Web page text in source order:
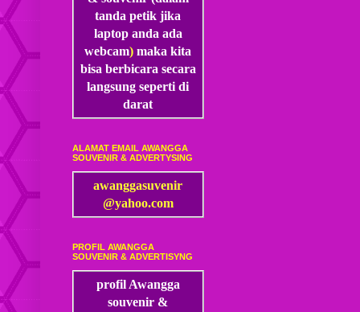
tanda petik jika
laptop anda ada
webcam)maka kita
bisa berbicara secara
langsung seperti di
darat
ALAMAT EMAIL AWANGGA
SOUVENIR & ADVERTYSING
awanggasuvenir
@yahoo.com
PROFIL AWANGGA
SOUVENIR & ADVERTISYNG
profil Awangga
souvenir &